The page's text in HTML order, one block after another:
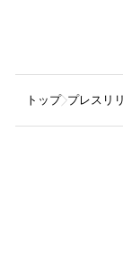
トップ プレスリ